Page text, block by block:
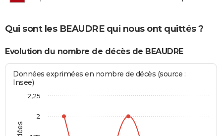
Qui sont les BEAUDRE qui nous ont quittés ?
Evolution du nombre de décès de BEAUDRE
Données exprimées en nombre de décès (source :
Insee)
2
2,25